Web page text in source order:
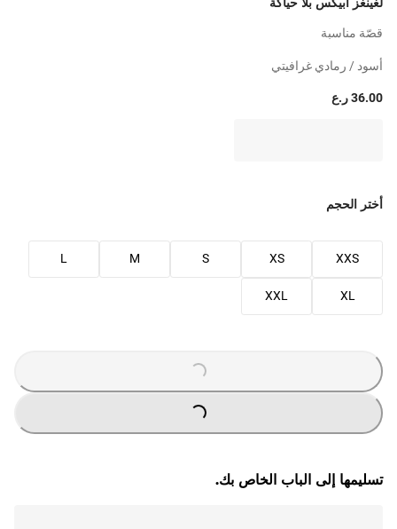
قصّة مناسبة
أسود / رمادي غرافيتي
36.00 ر.ع
أختر الحجم
XXS
XS
S
M
L
XL
XXL
LOADING
...
LOADING
...
تسليمها إلى الباب الخاص بك.